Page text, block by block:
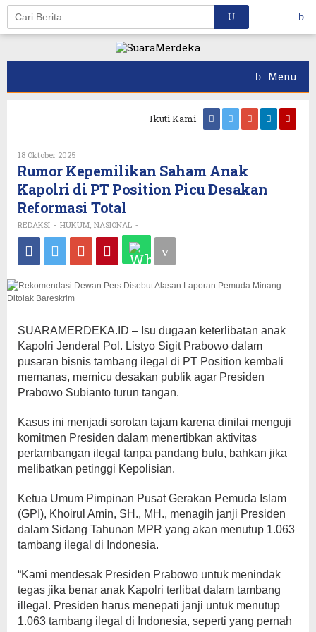
Skip
content
Menu
Ikuti Kami
18 Oktober 2025
REDAKSI
Rumor Kepemilikan Saham Anak
Kapolri di PT Position Picu Desakan
Reformasi Total
REDAKSI - HUKUM NASIONAL -
SUARAMERDEKA.ID – Isu dugaan keterlibatan anak
Kapolri Jenderal Pol. Listyo Sigit Prabowo dalam
pusaran bisnis tambang ilegal di PT Position kembali
memanas, memicu desakan publik agar Presiden
Prabowo Subianto turun tangan.
Kasus ini menjadi sorotan tajam karena dinilai menguji
komitmen Presiden dalam menertibkan aktivitas
pertambangan ilegal tanpa pandang bulu, bahkan jika
melibatkan petinggi Kepolisian.
Ketua Umum Pimpinan Pusat Gerakan Pemuda Islam
(GPI), Khoirul Amin, SH., MH., menagih janji Presiden
dalam Sidang Tahunan MPR yang akan menutup 1.063
tambang ilegal di Indonesia.
“Kami mendesak Presiden Prabowo untuk menindak
tegas jika benar anak Kapolri terlibat dalam tambang
illegal. Presiden harus menepati janji untuk menutup
1.063 tambang ilegal di Indonesia, seperti yang pernah